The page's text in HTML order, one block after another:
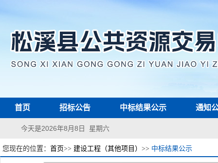
首页 招标公告 中标结果公示 通知
今天是2026年8月8日 星期六
您现在的位置： 首页>> 建设工程（其他项目） >> 中标结果公示